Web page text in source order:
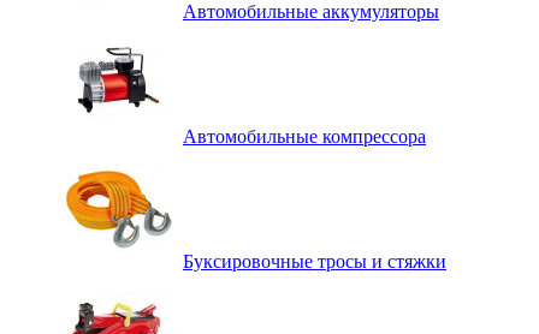
Автомобильные аккумуляторы
Автомобильные компрессора
Буксировочные тросы и стяжки